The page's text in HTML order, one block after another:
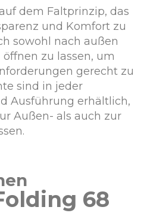
dem Faltprinzip, das
und Komfort zu
sowohl nach außen
zu lassen, um
gerecht zu
sind in jeder
Ausführung erhältlich,
Außen- als auch zur
68